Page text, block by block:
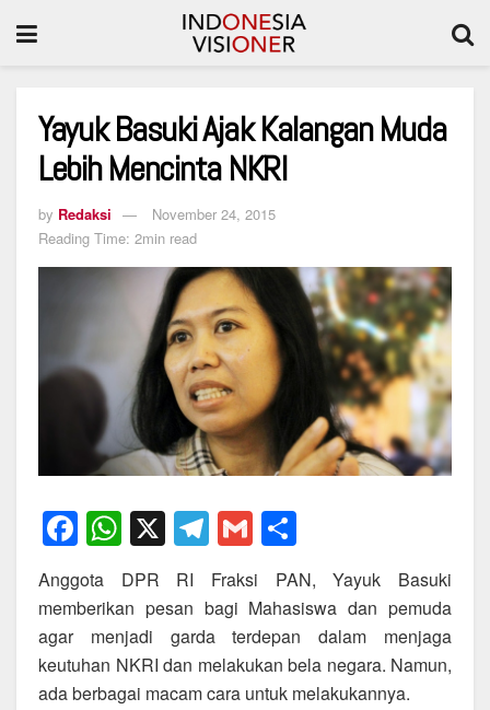
Yayuk Basuki Ajak Kalangan Muda
Lebih Mencinta NKRI
by Redaksi
November 24, 2015
Reading Time: 2min read
F
a
c
e
b
W
h
at
s
A
X T
el
e
gr
a
G
m
ail
h
ar
e
Anggota DPR RI Fraksi PAN, Yayuk Basuki
memberikan pesan bagi Mahasiswa dan pemuda
agar menjadi garda terdepan dalam menjaga
keutuhan NKRI dan melakukan bela negara. Namun,
ada berbagai macam cara untuk melakukannya.